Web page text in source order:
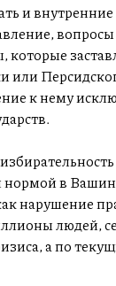
и
которые
или
к нему
нормой в
нарушение
людей,
а по